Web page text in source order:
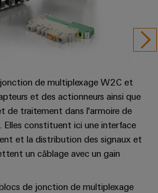
de multiplexage W2C et
et des actionneurs ainsi que
de traitement dans l'armoire de
Elles constituent ici une interface
et la distribution des signaux et
un câblage avec un gain
de jonction de multiplexage